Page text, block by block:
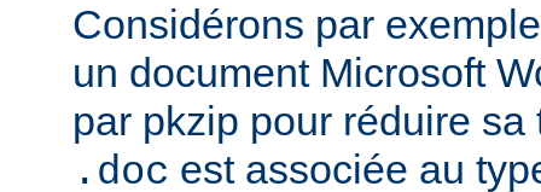
Considérons par
un document Microsoft
par pkzip pour réduire
.doc est associée au